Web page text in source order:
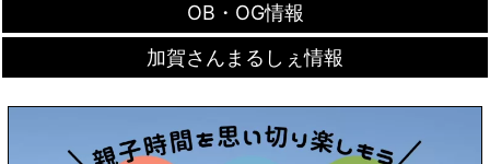
OB・OG情報
加賀さんまるしぇ情報